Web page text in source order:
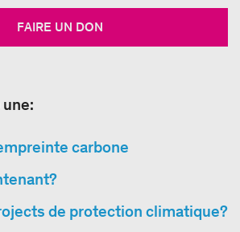
FAIRE UN DON
carbone
de protection climatique?